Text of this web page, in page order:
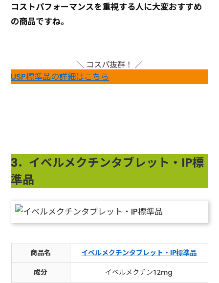
コストパフォーマンスを重視する人に大変おすすめ
の商品ですね。
＼ コスパ抜群！ ／
USP標準品の詳細はこちら
3．イベルメクチンタブレット・IP標
準品
商品名
イベルメクチンタブレット・IP標準品
成分
イベルメクチン12mg